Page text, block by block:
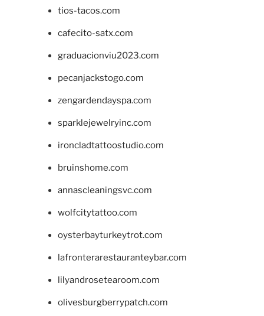
tios-tacos.com
cafecito-satx.com
graduacionviu2023.com
pecanjackstogo.com
zengardendayspa.com
sparklejewelryinc.com
ironcladtattoostudio.com
bruinshome.com
annascleaningsvc.com
wolfcitytattoo.com
oysterbayturkeytrot.com
lafronterarestauranteybar.com
lilyandrosetearoom.com
olivesburgberrypatch.com